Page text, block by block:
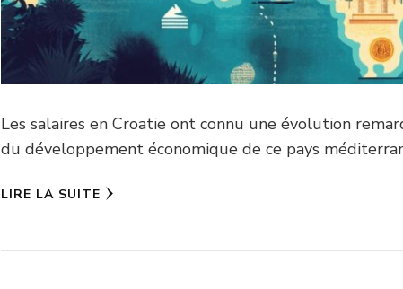
Les salaires en Croatie ont connu une évolution
du développement économique de ce pays
LIRE LA SUITE